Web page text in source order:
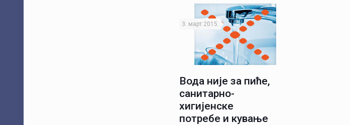
3. март 2015.
Вода није за пиће,
санитарно-
хигијенске
потребе и кување